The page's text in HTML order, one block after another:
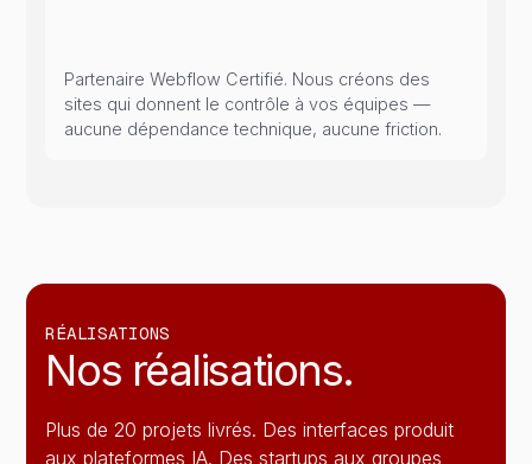
Partenaire Webflow Certifié. Nous créons des
sites qui donnent le contrôle à vos équipes —
aucune dépendance technique, aucune friction.
RÉALISATIONS
Nos réalisations.
Plus de 20 projets livrés. Des interfaces produit
aux plateformes IA. Des startups aux groupes